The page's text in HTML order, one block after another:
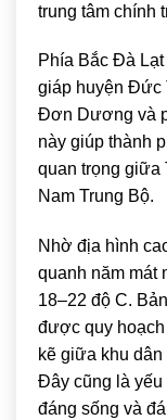
trung tâm chính
Phía Bắc Đà
giáp huyện Đức
Đơn Dương và
này giúp thành
quan trọng giữa
Nam Trung Bộ.
Nhờ địa hình
quanh năm mát
18–22 độ C.
được quy hoạch
kẽ giữa khu
Đây cũng là yếu
đáng sống và